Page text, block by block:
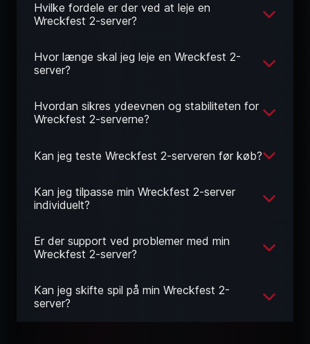
Hvilke fordele er der ved at leje en
Wreckfest 2-server?
Hvor længe skal jeg leje en Wreckfest 2-
server?
Hvordan sikres ydeevnen og stabiliteten for
Wreckfest 2-serverne?
Kan jeg teste Wreckfest 2-serveren før køb?
Kan jeg tilpasse min Wreckfest 2-server
individuelt?
Er der support ved problemer med min
Wreckfest 2-server?
Kan jeg skifte spil på min Wreckfest 2-
server?